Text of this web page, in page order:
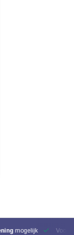
mogelijk Voor